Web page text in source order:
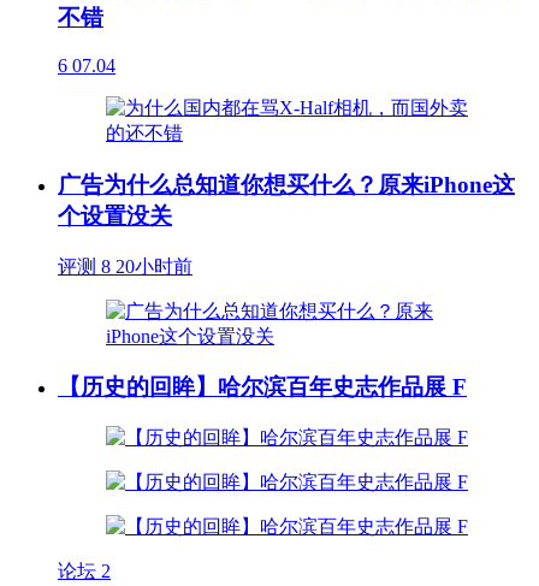
不错
6 07.04
广告为什么总知道你想买什么？原来iPhone这
个设置没关
评测 8 20小时前
【历史的回眸】哈尔滨百年史志作品展 F
论坛 2